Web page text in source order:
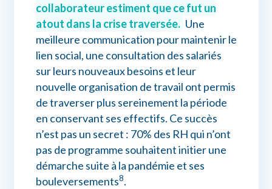
collaborateur estiment que ce fut un
atout dans la crise traversée. Une
meilleure communication pour maintenir le
lien social, une consultation des salariés
sur leurs nouveaux besoins et leur
nouvelle organisation de travail ont permis
de traverser plus sereinement la période
en conservant ses effectifs. Ce succès
n’est pas un secret : 70% des RH qui n’ont
pas de programme souhaitent initier une
démarche suite à la pandémie et ses
bouleversements8.